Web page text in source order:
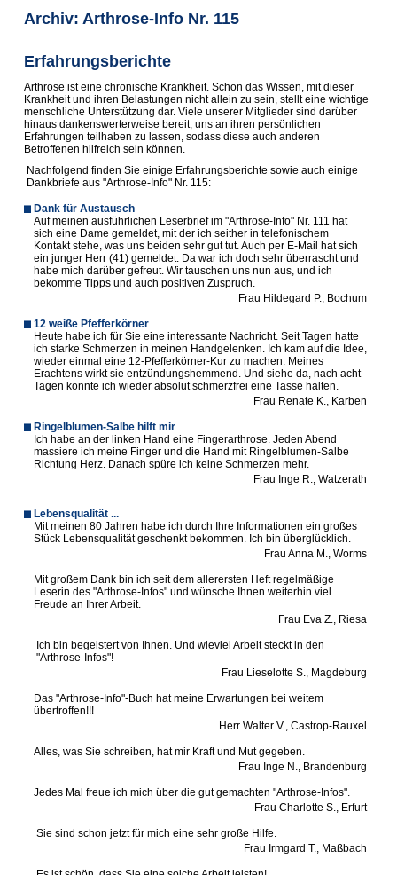
Archiv: Arthrose-Info Nr. 115
Erfahrungsberichte
Arthrose ist eine chronische Krankheit. Schon das Wissen, mit dieser
Krankheit und ihren Belastungen nicht allein zu sein, stellt eine wichtige
menschliche Unterstützung dar. Viele unserer Mitglieder sind darüber
hinaus dankenswerterweise bereit, uns an ihren persönlichen
Erfahrungen teilhaben zu lassen, sodass diese auch anderen
Betroffenen hilfreich sein können.
Nachfolgend finden Sie einige Erfahrungsberichte sowie auch einige
Dankbriefe aus "Arthrose-Info" Nr. 115:
Dank für Austausch
Auf meinen ausführlichen Leserbrief im "Arthrose-Info" Nr. 111 hat
sich eine Dame gemeldet, mit der ich seither in telefonischem
Kontakt stehe, was uns beiden sehr gut tut. Auch per E-Mail hat sich
ein junger Herr (41) gemeldet. Da war ich doch sehr überrascht und
habe mich darüber gefreut. Wir tauschen uns nun aus, und ich
bekomme Tipps und auch positiven Zuspruch.
Frau Hildegard P., Bochum
12 weiße Pfefferkörner
Heute habe ich für Sie eine interessante Nachricht. Seit Tagen hatte
ich starke Schmerzen in meinen Handgelenken. Ich kam auf die Idee,
wieder einmal eine 12-Pfefferkörner-Kur zu machen. Meines
Erachtens wirkt sie entzündungshemmend. Und siehe da, nach acht
Tagen konnte ich wieder absolut schmerzfrei eine Tasse halten.
Frau Renate K., Karben
Ringelblumen-Salbe hilft mir
Ich habe an der linken Hand eine Fingerarthrose. Jeden Abend
massiere ich meine Finger und die Hand mit Ringelblumen-Salbe
Richtung Herz. Danach spüre ich keine Schmerzen mehr.
Frau Inge R., Watzerath
Lebensqualität ...
Mit meinen 80 Jahren habe ich durch Ihre Informationen ein großes
Stück Lebensqualität geschenkt bekommen. Ich bin überglücklich.
Frau Anna M., Worms
Mit großem Dank bin ich seit dem allerersten Heft regelmäßige
Leserin des "Arthrose-Infos" und wünsche Ihnen weiterhin viel
Freude an Ihrer Arbeit.
Frau Eva Z., Riesa
Ich bin begeistert von Ihnen. Und wieviel Arbeit steckt in den
"Arthrose-Infos"!
Frau Lieselotte S., Magdeburg
Das "Arthrose-Info"-Buch hat meine Erwartungen bei weitem
übertroffen!!!
Herr Walter V., Castrop-Rauxel
Alles, was Sie schreiben, hat mir Kraft und Mut gegeben.
Frau Inge N., Brandenburg
Jedes Mal freue ich mich über die gut gemachten "Arthrose-Infos".
Frau Charlotte S., Erfurt
Sie sind schon jetzt für mich eine sehr große Hilfe.
Frau Irmgard T., Maßbach